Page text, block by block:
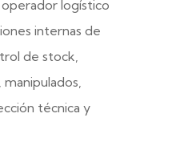
logístico
internas de
de stock,
técnica y